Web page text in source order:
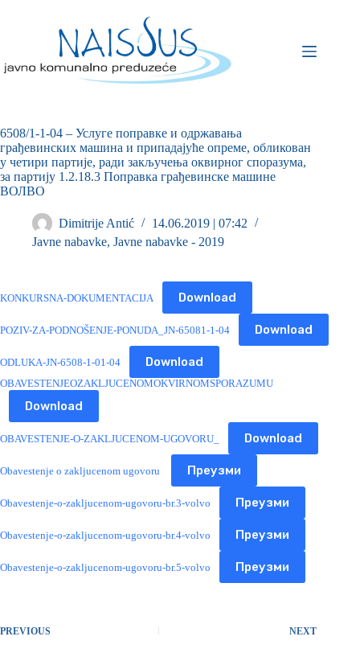
6508/1-1-04 – Услуге поправке и одржавања
грађевинских машина и припадајуће опреме, обликован
у четири партије, ради закључења оквирног споразума,
за партију 1.2.18.3 Поправка грађевинске машине
ВОЛВО
Dimitrije Antić
14.06.2019 | 07:42
Javne nabavke, Javne nabavke - 2019
KONKURSNA-DOKUMENTACIJA Download
POZIV-ZA-PODNOŠENJE-PONUDA_JN-65081-1-04 Download
ODLUKA-JN-6508-1-01-04 Download
OBAVESTENJEOZAKLJUCENOMOKVIRNOMSPORAZUMU
Download
OBAVESTENJE-O-ZAKLJUCENOM-UGOVORU_ Download
Obavestenje o zakljucenom ugovoru Преузми
Obavestenje-o-zakljucenom-ugovoru-br.3-volvo Преузми
Obavestenje-o-zakljucenom-ugovoru-br.4-volvo Преузми
Obavestenje-o-zakljucenom-ugovoru-br.5-volvo Преузми
PREVIOUS NEXT